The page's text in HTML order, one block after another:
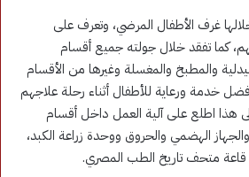
غرف الأطفال المرضي، وتعرف على
كما تفقد خلال جولته جميع أقسام
والمطبخ والمغسلة وغيرها من الأقسام
خدمة ورعاية للأطفال أثناء رحلة علاجهم
هذا اطلع على آلية العمل داخل أقسام
الهضمي والحروق ووحدة زراعة الكبد،
متحف تاريخ الطب المصري.